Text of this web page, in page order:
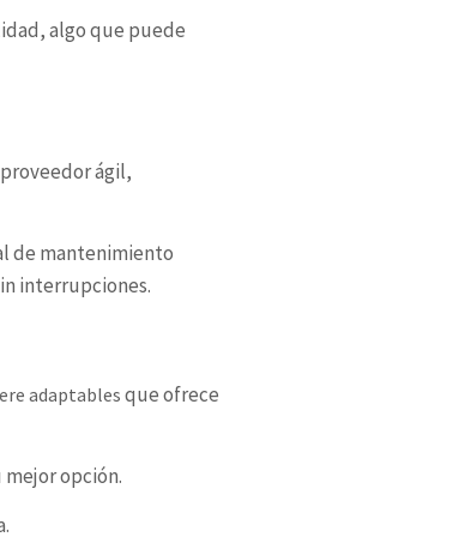
algo que puede
ágil,
de mantenimiento
interrupciones.
adaptablesque ofrece
opción.